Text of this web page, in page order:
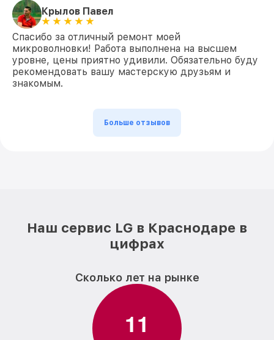
Крылов Павел
Спасибо за отличный ремонт моей
микроволновки! Работа выполнена на высшем
уровне, цены приятно удивили. Обязательно буду
рекомендовать вашу мастерскую друзьям и
знакомым.
Больше отзывов
Наш сервис LG в Краснодаре в
цифрах
Сколько лет на рынке
11